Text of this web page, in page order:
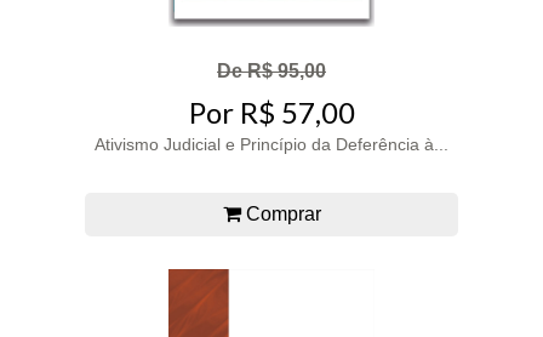
De R$ 95,00
Por R$ 57,00
Ativismo Judicial e Princípio da Deferência à...
Comprar